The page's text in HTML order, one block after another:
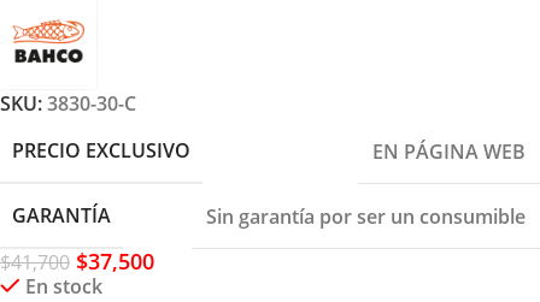
SKU:3830-30-C
PRECIO EXCLUSIVO
EN PÁGINA WEB
GARANTÍA
Sin garantía por ser un consumible
$41,700 $37,500
En stock